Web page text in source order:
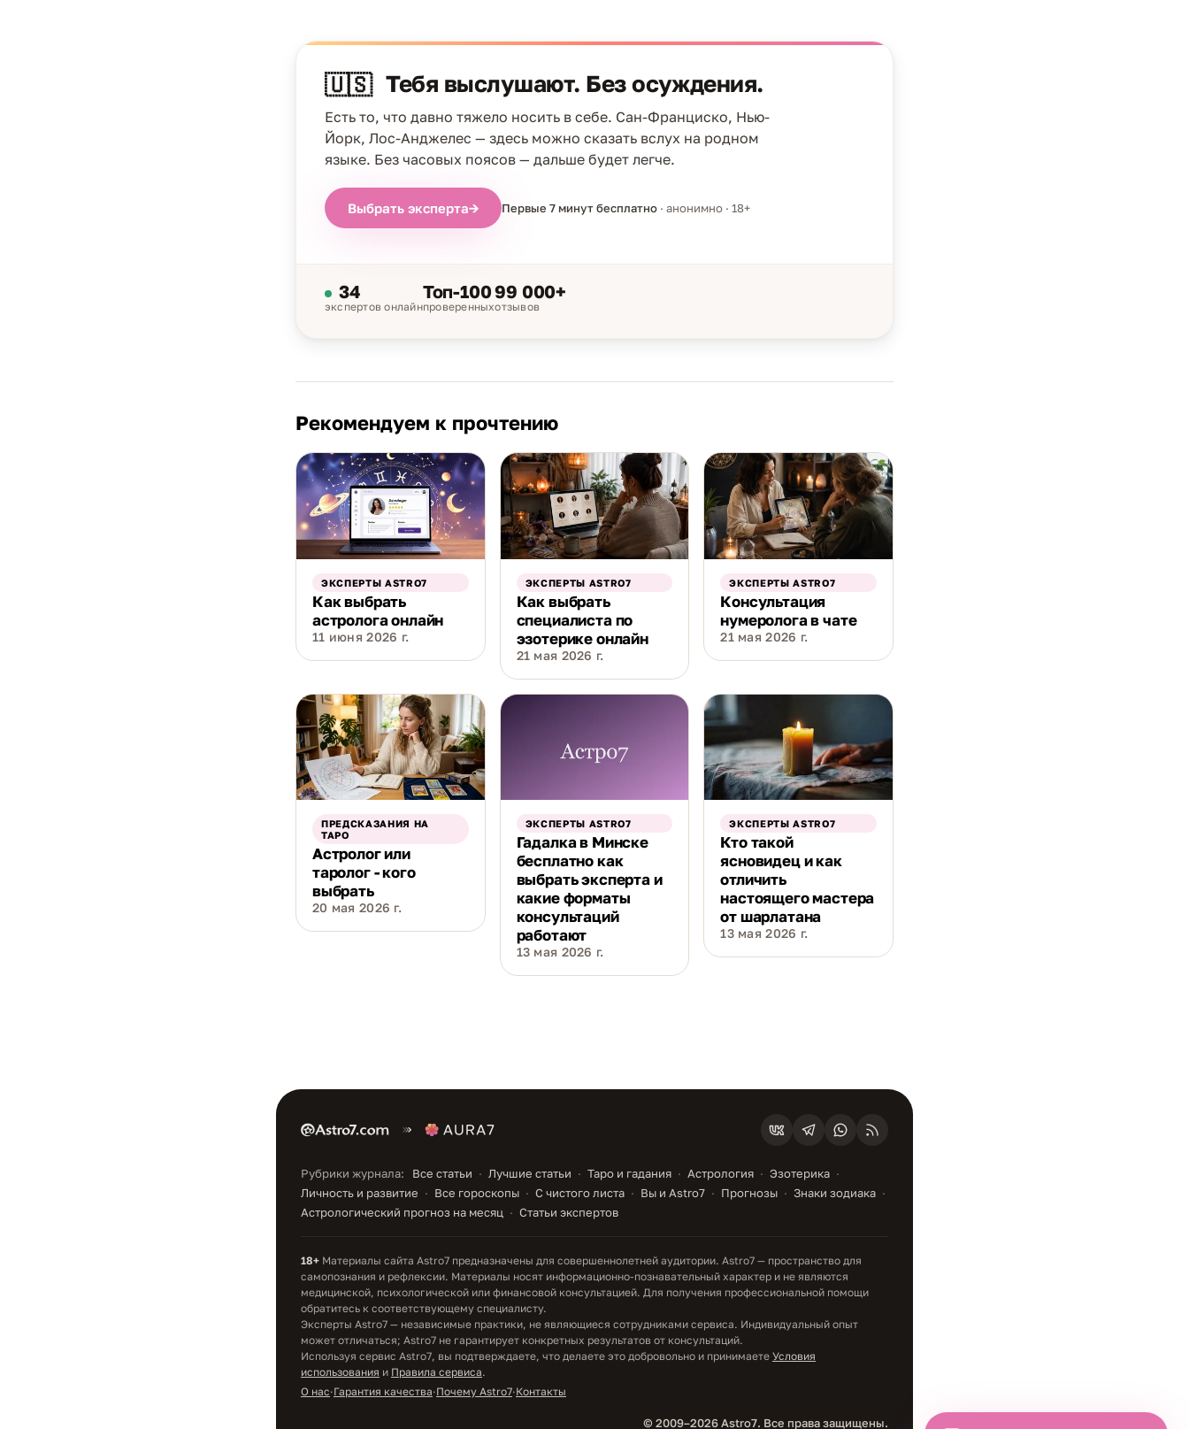
🇺🇸 Тебя выслушают. Без осуждения.
Есть то, что давно тяжело носить в себе. Сан-Франциско, Нью-
Йорк, Лос-Анджелес — здесь можно сказать вслух на родном
языке. Без часовых поясов — дальше будет легче.
Выбрать эксперта→ Первые 7 минут бесплатно · анонимно · 18+
34
экспертов онлайн
Топ-100
проверенных
99 000+
отзывов
Рекомендуем к прочтению
ЭКСПЕРТЫ ASTRO7
Как выбрать
астролога онлайн
11 июня 2026 г.
ЭКСПЕРТЫ ASTRO7
Как выбрать
специалиста по
эзотерике онлайн
21 мая 2026 г.
ЭКСПЕРТЫ ASTRO7
Консультация
нумеролога в чате
21 мая 2026 г.
ПРЕДСКАЗАНИЯ НА
ТАРО
Астролог или
таролог - кого
выбрать
20 мая 2026 г.
ЭКСПЕРТЫ ASTRO7
Гадалка в Минске
бесплатно как
выбрать эксперта и
какие форматы
консультаций
работают
13 мая 2026 г.
ЭКСПЕРТЫ ASTRO7
Кто такой
ясновидец и как
отличить
настоящего мастера
от шарлатана
13 мая 2026 г.
Рубрики журнала: Все статьи Лучшие статьи Таро и гадания Астрология
Эзотерика
Личность и развитие
Все гороскопы С чистого листа Вы и Astro7 Прогнозы
Знаки зодиака
Астрологический прогноз на месяц
Статьи экспертов
18+ Материалы сайта Astro7 предназначены для совершеннолетней аудитории. Astro7 — пространство для
самопознания и рефлексии. Материалы носят информационно-познавательный характер и не являются
медицинской, психологической или финансовой консультацией. Для получения профессиональной помощи
обратитесь к соответствующему специалисту.
Эксперты Astro7 — независимые практики, не являющиеся сотрудниками сервиса. Индивидуальный опыт
может отличаться; Astro7 не гарантирует конкретных результатов от консультаций.
Используя сервис Astro7, вы подтверждаете, что делаете это добровольно и принимаете Условия
использования и Правила сервиса.
О нас·Гарантия качества·Почему Astro7·Контакты
© 2009–2026 Astro7. Все права защищены.